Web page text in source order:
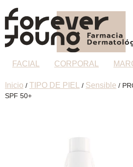
FACIAL CORPORAL
Inicio / TIPO DE PIEL / Sensible /
SPF 50+